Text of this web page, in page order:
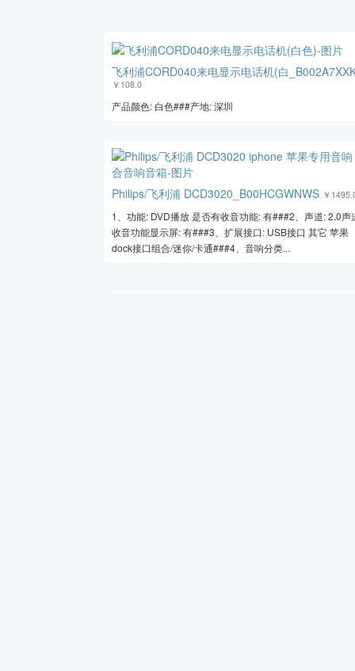
飞利浦CORD040来电显示电话机(白
￥108.0
产品颜色: 白色###产地: 深圳
Philips/飞利浦 DCD3020_B00HCGWNWS ￥
1、功能: DVD播放 是否有收音功能: 有###2、声道: 2.0声
收音功能显示屏: 有###3、扩展接口: USB接口 其它 苹果
dock接口组合/迷你/卡通###4、音响分类...